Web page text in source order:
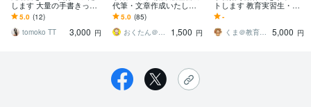
します 大量の手書きって
大変！～書道と向き合っ
て40年の私にお任せを
5.0 (12)
tomoko TT
3,000 円
代筆・文章作成いたしま
す ✍️✍️✍️文章をすぐにご
提案 ◆ 女性の美しい手書
きで代筆
5.0 (85)
おくたん＠代筆
1,500 円
トします 教育実習生・教
職課程の学生限定！元小
学校教員がサポート！
-
くま＠教育系特化ライター
5,000 円